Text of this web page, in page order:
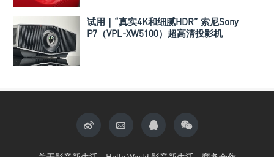
试用｜“真实4K和细腻HDR” 索尼Sony
P7（VPL-XW5100）超高清投影机